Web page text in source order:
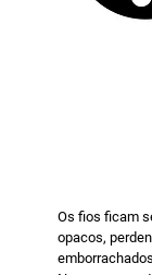
Os fios ficam
opacos,